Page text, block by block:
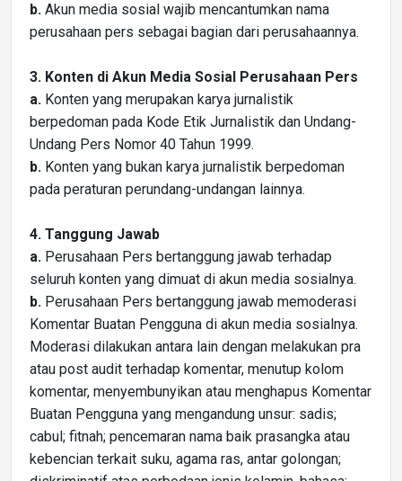
b. Akun media sosial wajib mencantumkan nama
perusahaan pers sebagai bagian dari perusahaannya.
3. Konten di Akun Media Sosial Perusahaan Pers
a. Konten yang merupakan karya jurnalistik
berpedoman pada Kode Etik Jurnalistik dan Undang-
Undang Pers Nomor 40 Tahun 1999.
b. Konten yang bukan karya jurnalistik berpedoman
pada peraturan perundang-undangan lainnya.
4. Tanggung Jawab
a. Perusahaan Pers bertanggung jawab terhadap
seluruh konten yang dimuat di akun media sosialnya.
b. Perusahaan Pers bertanggung jawab memoderasi
Komentar Buatan Pengguna di akun media sosialnya.
Moderasi dilakukan antara lain dengan melakukan pra
atau post audit terhadap komentar, menutup kolom
komentar, menyembunyikan atau menghapus Komentar
Buatan Pengguna yang mengandung unsur: sadis;
cabul; fitnah; pencemaran nama baik prasangka atau
kebencian terkait suku, agama ras, antar golongan;